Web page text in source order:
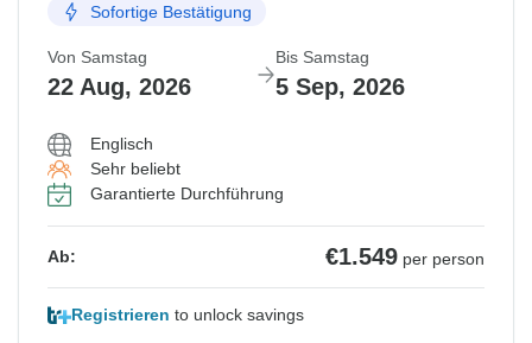
Sofortige Bestätigung
Von Samstag
22 Aug, 2026
Bis Samstag
5 Sep, 2026
Englisch
Sehr beliebt
Garantierte Durchführung
Ab: €1.549 per person
Registrieren to unlock savings